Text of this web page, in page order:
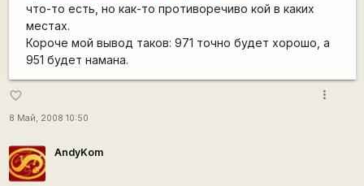
что-то есть, но как-то противоречиво кой в каких
местах.
Короче мой вывод таков: 971 точно будет хорошо, а
951 будет намана.
favorite_border
8 Май, 2008 10:50
more_vert
AndyKom